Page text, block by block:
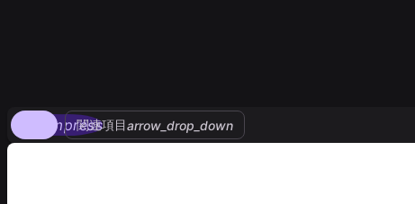
compress
関連項目arrow_drop_down